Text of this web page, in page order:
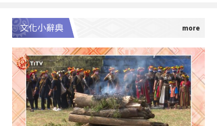
文化小辭典